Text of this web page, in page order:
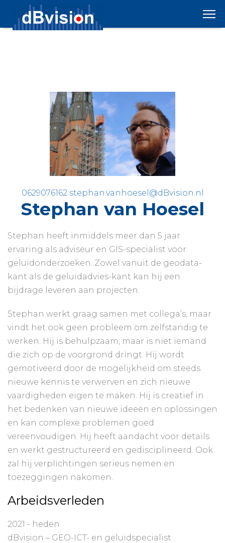
0629076162 stephan.vanhoesel@dBvision.nl
Stephan van Hoesel
Stephan heeft inmiddels meer dan 5 jaar
ervaring als adviseur en GIS-specialist voor
geluidonderzoeken. Zowel vanuit de geodata-
kant als de geluidadvies-kant kan hij een
bijdrage leveren aan projecten.
Stephan werkt graag samen met collega’s, maar
vindt het ook geen probleem om zelfstandig te
werken. Hij is behulpzaam, maar is niet iemand
die zich op de voorgrond dringt. Hij wordt
gemotiveerd door de mogelijkheid om steeds
nieuwe kennis te verwerven en zich nieuwe
vaardigheden eigen te maken. Hij is creatief in
het bedenken van nieuwe ideeën en oplossingen
en kan complexe problemen goed
vereenvoudigen. Hij heeft aandacht voor details
en werkt gestructureerd en gedisciplineerd. Ook
zal hij verplichtingen serieus nemen en
toezeggingen nakomen.
Arbeidsverleden
2021 - heden
dBvision – GEO-ICT- en geluidspecialist